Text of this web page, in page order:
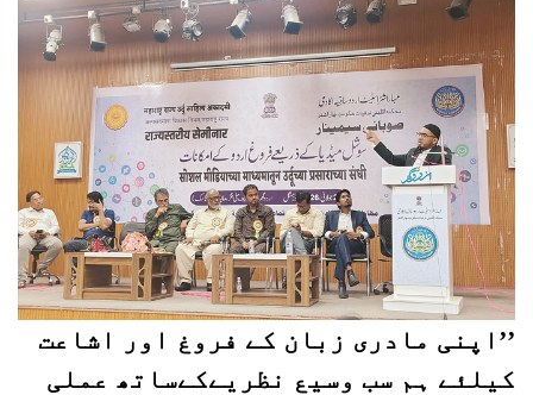
’’اپنی مادری زبان کے فروغ اور اشاعت
کیلئے ہم سب وسیع نظریےکےساتھ عملی